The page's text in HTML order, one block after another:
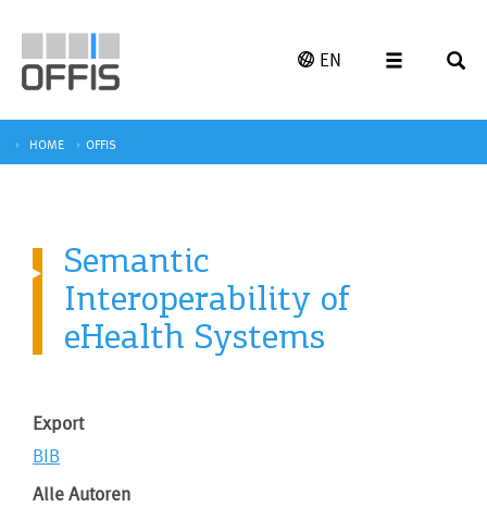
EN
HOME OFFIS
Semantic
Interoperability of
eHealth Systems
Export
BIB
Alle Autoren